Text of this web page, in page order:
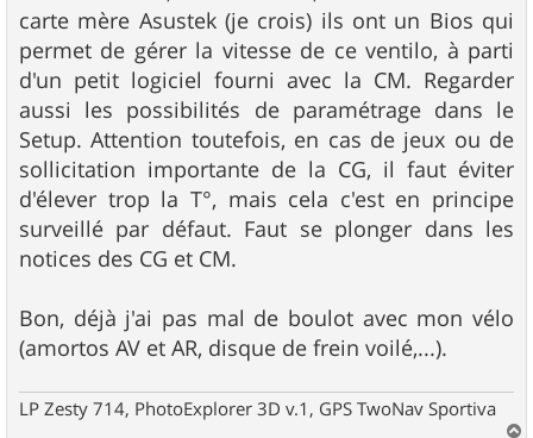
carte mère Asustek (je crois) ils ont un Bios qui
permet de gérer la vitesse de ce ventilo, à parti
d'un petit logiciel fourni avec la CM. Regarder
aussi les possibilités de paramétrage dans le
Setup. Attention toutefois, en cas de jeux ou de
sollicitation importante de la CG, il faut éviter
d'élever trop la T°, mais cela c'est en principe
surveillé par défaut. Faut se plonger dans les
notices des CG et CM.
Bon, déjà j'ai pas mal de boulot avec mon vélo
(amortos AV et AR, disque de frein voilé,...).
LP Zesty 714, PhotoExplorer 3D v.1, GPS TwoNav Sportiva